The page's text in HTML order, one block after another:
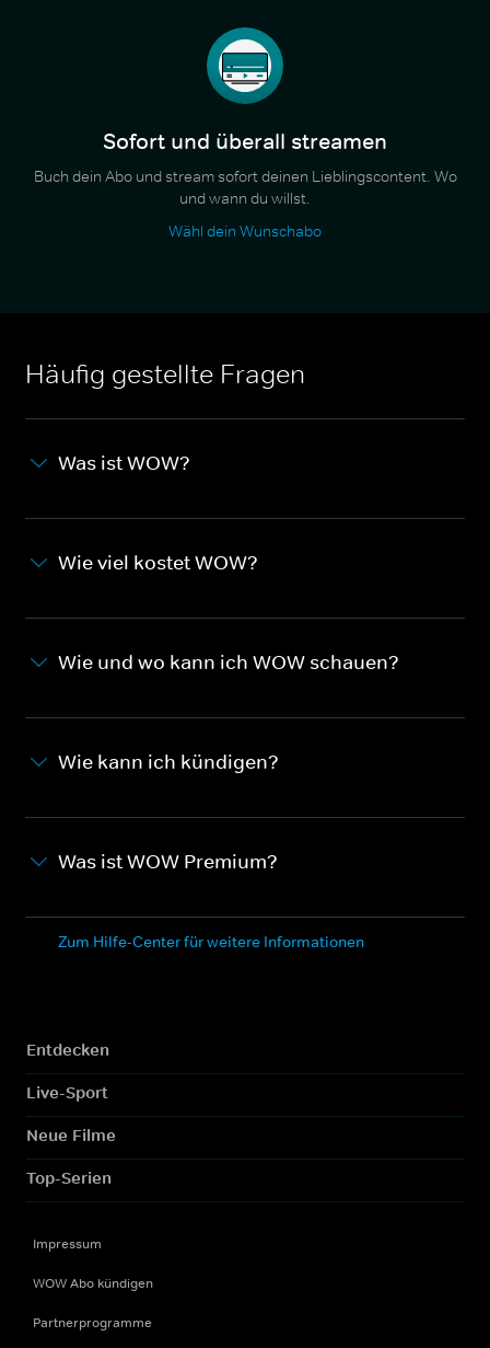
Sofort und überall streamen
Buch dein Abo und stream sofort deinen Lieblingscontent. Wo
und wann du willst.
Wähl dein Wunschabo
Häufig gestellte Fragen
Was ist WOW?
Wie viel kostet WOW?
Wie und wo kann ich WOW schauen?
Wie kann ich kündigen?
Was ist WOW Premium?
Zum Hilfe-Center für weitere Informationen
Entdecken
Live-Sport
Neue Filme
Top-Serien
Impressum
WOW Abo kündigen
Partnerprogramme